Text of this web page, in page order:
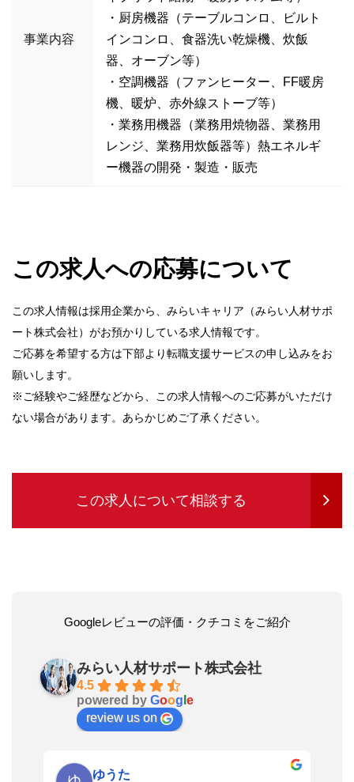
事業内容
・厨房機器（テーブルコンロ、ビルト
インコンロ、食器洗い乾燥機、炊飯
器、オーブン等）
・空調機器（ファンヒーター、FF暖房
機、暖炉、赤外線ストーブ等）
・業務用機器（業務用焼物器、業務用
レンジ、業務用炊飯器等）熱エネルギ
ー機器の開発・製造・販売
この求人への応募について
この求人情報は採用企業から、みらいキャリア（みらい人材サポ
ート株式会社）がお預かりしている求人情報です。
ご応募を希望する方は下部より転職支援サービスの申し込みをお
願いします。
※ご経験やご経歴などから、この求人情報へのご応募がいただけ
ない場合があります。あらかじめご了承ください。
この求人について相談する
Googleレビューの評価・クチコミをご紹介
みらい人材サポート株式会社
4.5
powered by Goog e
review us on
ゆうた